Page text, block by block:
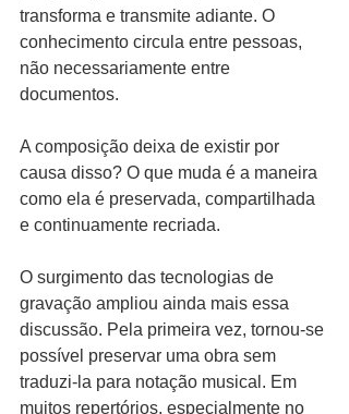
transforma e transmite adiante. O
conhecimento circula entre pessoas,
não necessariamente entre
documentos.
A composição deixa de existir por
causa disso? O que muda é a maneira
como ela é preservada, compartilhada
e continuamente recriada.
O surgimento das tecnologias de
gravação ampliou ainda mais essa
discussão. Pela primeira vez, tornou-se
possível preservar uma obra sem
traduzi-la para notação musical. Em
muitos repertórios, especialmente no